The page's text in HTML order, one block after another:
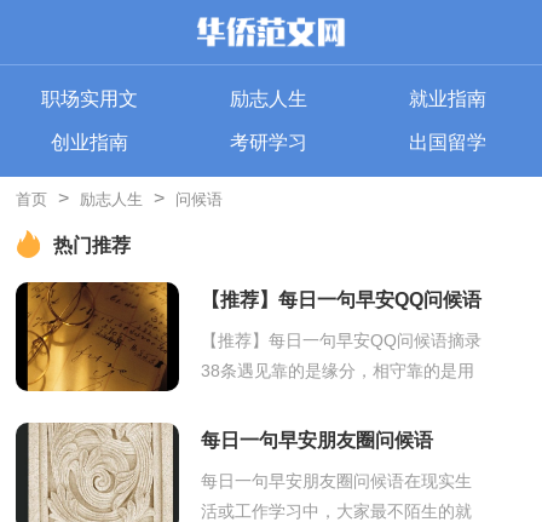
职场实用文 励志人生 就业指南
创业指南 考研学习 出国留学
首页 > 励志人生 > 问候语
热门推荐
【推荐】每日一句早安QQ问候语
摘录38条
【推荐】每日一句早安QQ问候语摘录
38条遇见靠的是缘分，相守靠的是用
动，也不是所有的情缘都能相伴一
每日一句早安朋友圈问候语
每日一句早安朋友圈问候语在现实生
活或工作学习中，大家最不陌生的就